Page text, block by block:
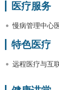
医疗服务
慢病管理中心
特色医疗
远程医疗与互